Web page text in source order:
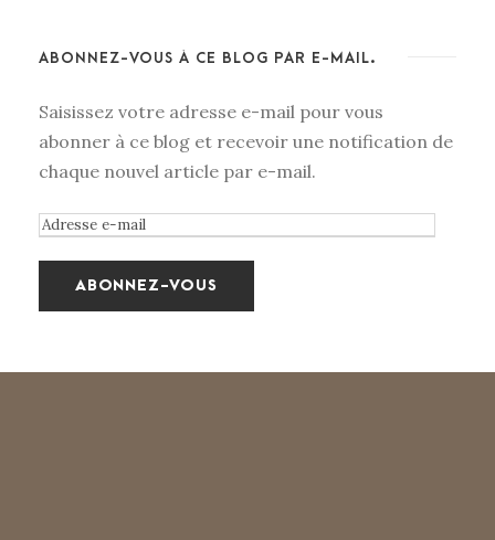
ABONNEZ-VOUS À CE BLOG PAR E-MAIL.
Saisissez votre adresse e-mail pour vous
abonner à ce blog et recevoir une notification de
chaque nouvel article par e-mail.
A
e
s